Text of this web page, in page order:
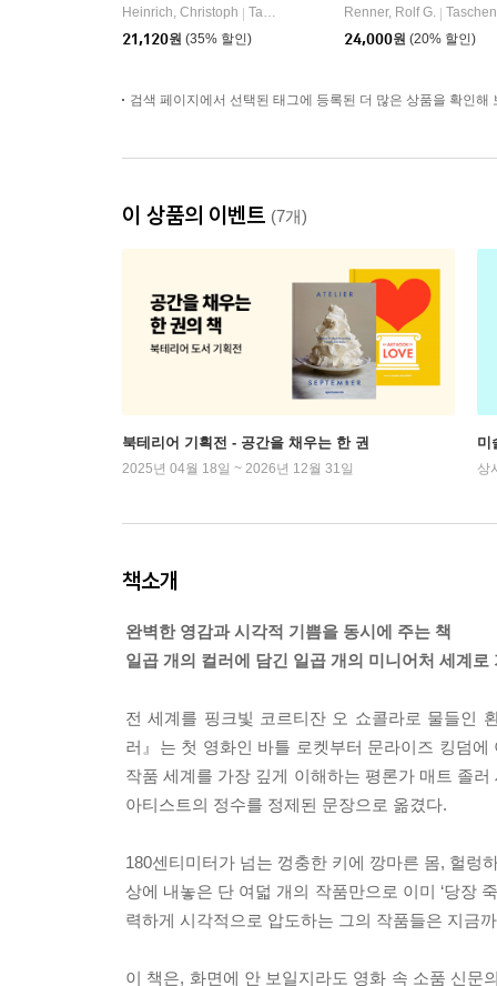
Heinrich, Christoph
Taschen
21,120원 (35% 할인)
Renner, Rolf G.
Taschen
24,000원 (20% 할인)
검색 페이지에서 선택된 태그에 등록된 더 많은 상품을 확인해
이 상품의 이벤트 (7개)
북테리어 기획전 - 공간을 채우는 한 권
2025년 04월 18일 ~ 2026년 12월 31일
미
상
책소개
완벽한 영감과 시각적 기쁨을 동시에 주는 책
일곱 개의 컬러에 담긴 일곱 개의 미니어처 세계로
전 세계를 핑크빛 코르티잔 오 쇼콜라로 물들인
러』는 첫 영화인 바틀 로켓부터 문라이즈 킹덤
작품 세계를 가장 깊게 이해하는 평론가 매트 졸
아티스트의 정수를 정제된 문장으로 옮겼다.
180센티미터가 넘는 껑충한 키에 깡마른 몸, 헐렁
상에 내놓은 단 여덟 개의 작품만으로 이미 ‘당장
력하게 시각적으로 압도하는 그의 작품들은 지금
이 책은, 화면에 안 보일지라도 영화 속 소품 신문